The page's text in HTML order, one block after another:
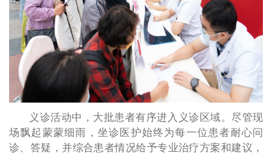
义诊活动中，大批患者有序进入义诊区域。尽管现
场飘起蒙蒙细雨，坐诊医护始终为每一位患者耐心问
诊、答疑，并综合患者情况给予专业治疗方案和建议，